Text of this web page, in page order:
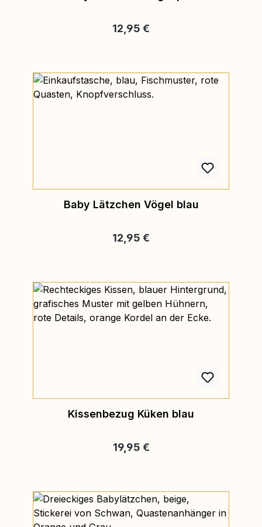
Regulärer Preis:
12,95 €
Baby Lätzchen Vögel blau
Regulärer Preis:
12,95 €
Kissenbezug Küken blau
Regulärer Preis:
19,95 €